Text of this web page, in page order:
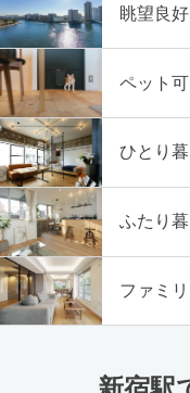
眺望良好
ペット可
ひとり
ふたり
ファミ